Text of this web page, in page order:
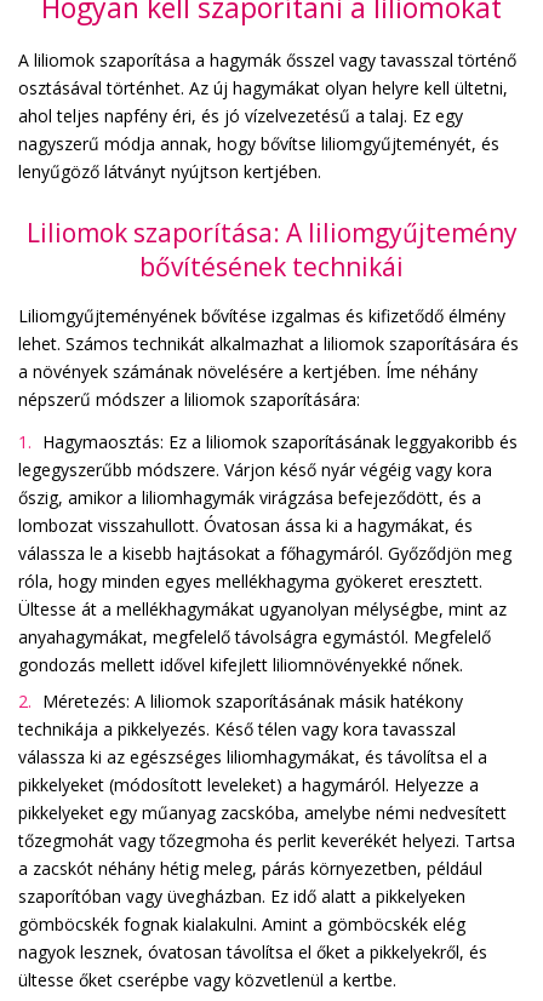
A liliomok szaporítása a hagymák ősszel vagy tavasszal történő
osztásával történhet. Az új hagymákat olyan helyre kell ültetni,
ahol teljes napfény éri, és jó vízelvezetésű a talaj. Ez egy
nagyszerű módja annak, hogy bővítse liliomgyűjteményét, és
lenyűgöző látványt nyújtson kertjében.
Liliomok szaporítása: A liliomgyűjtemény
bővítésének technikái
Liliomgyűjteményének bővítése izgalmas és kifizetődő élmény
lehet. Számos technikát alkalmazhat a liliomok szaporítására és
a növények számának növelésére a kertjében. Íme néhány
népszerű módszer a liliomok szaporítására:
Hagymaosztás: Ez a liliomok szaporításának leggyakoribb és
legegyszerűbb módszere. Várjon késő nyár végéig vagy kora
őszig, amikor a liliomhagymák virágzása befejeződött, és a
lombozat visszahullott. Óvatosan ássa ki a hagymákat, és
válassza le a kisebb hajtásokat a főhagymáról. Győződjön meg
róla, hogy minden egyes mellékhagyma gyökeret eresztett.
Ültesse át a mellékhagymákat ugyanolyan mélységbe, mint az
anyahagymákat, megfelelő távolságra egymástól. Megfelelő
gondozás mellett idővel kifejlett liliomnövényekké nőnek.
Méretezés: A liliomok szaporításának másik hatékony
technikája a pikkelyezés. Késő télen vagy kora tavasszal
válassza ki az egészséges liliomhagymákat, és távolítsa el a
pikkelyeket (módosított leveleket) a hagymáról. Helyezze a
pikkelyeket egy műanyag zacskóba, amelybe némi nedvesített
tőzegmohát vagy tőzegmoha és perlit keverékét helyezi. Tartsa
a zacskót néhány hétig meleg, párás környezetben, például
szaporítóban vagy üvegházban. Ez idő alatt a pikkelyeken
gömböcskék fognak kialakulni. Amint a gömböcskék elég
nagyok lesznek, óvatosan távolítsa el őket a pikkelyekről, és
ültesse őket cserépbe vagy közvetlenül a kertbe.